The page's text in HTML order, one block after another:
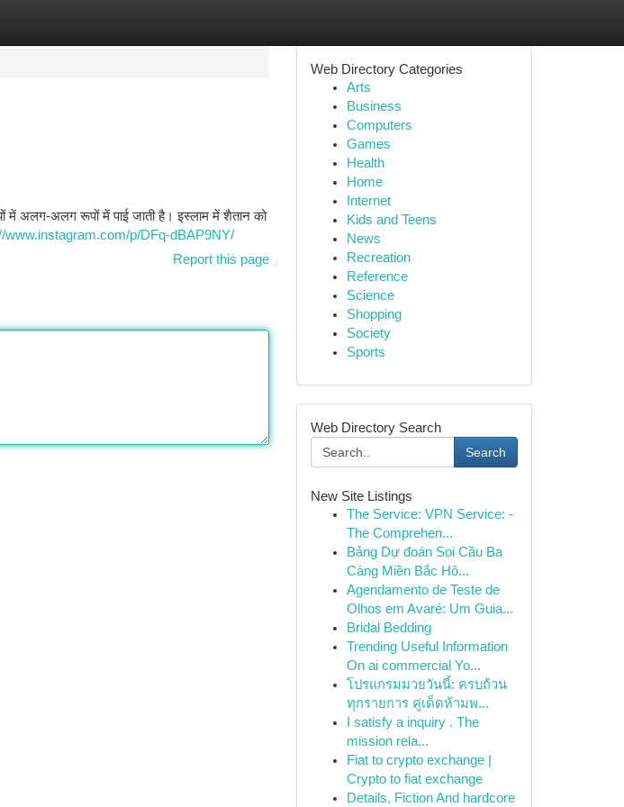
में अलग-अलग रूपों में पाई जाती है। इस्लाम में शैतान को
www.instagram.com/p/DFq-dBAP9NY/
Report this page
Web Directory Categories
Arts
Business
Computers
Games
Health
Home
Internet
Kids and Teens
News
Recreation
Reference
Science
Shopping
Society
Sports
Web Directory Search
Search
New Site Listings
The Service: VPN Service: -
The Comprehen...
Bảng Dự đoán Soi Cầu Ba
Càng Miền Bắc Hô...
Agendamento de Teste de
Olhos em Avaré: Um Guia...
Bridal Bedding
Trending Useful Information
On ai commercial Yo...
โปรแกรมมวยวันนี้: ครบถ้วน
ทุกรายการ คู่เด็ดห้ามพ...
I satisfy a inquiry . The
mission rela...
Fiat to crypto exchange |
Crypto to fiat exchange
Details, Fiction And hardcore